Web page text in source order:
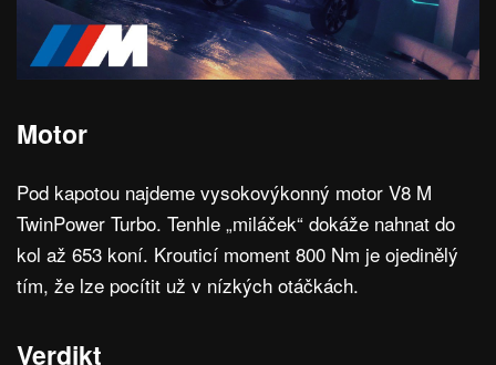
Motor
Pod kapotou najdeme vysokovýkonný motor V8 M
TwinPower Turbo. Tenhle „miláček“ dokáže nahnat do
kol až 653 koní. Krouticí moment 800 Nm je ojedinělý
tím, že lze pocítit už v nízkých otáčkách.
Verdikt